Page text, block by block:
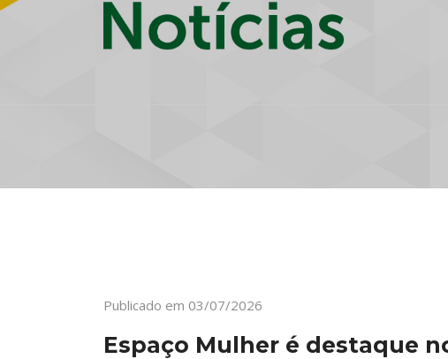
Publicado em 03/07/2026
Espaço Mulher é destaque